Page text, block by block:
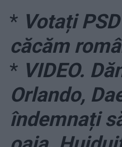
* Votați
căcăm
* VIDEO.
Orlando,
îndemnați